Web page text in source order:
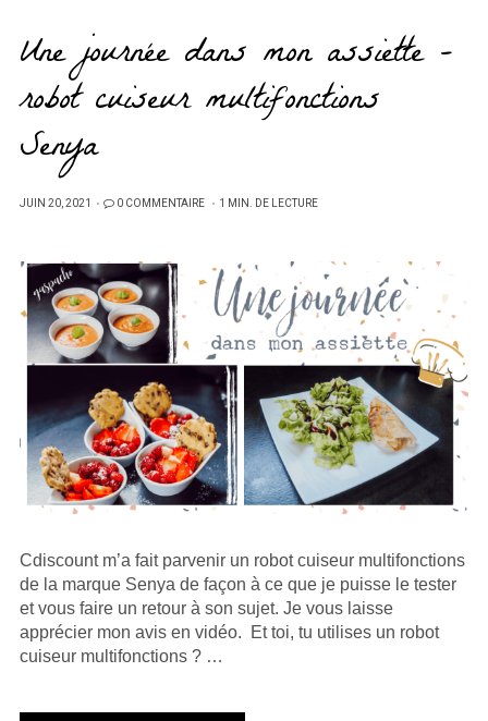
Une journée dans mon assiette –
robot cuiseur multifonctions
Senya
PUBLIÉ
JUIN 20, 2021 0 COMMENTAIRE 1 MIN. DE LECTURE
Cdiscount m’a fait parvenir un robot cuiseur multifonctions
de la marque Senya de façon à ce que je puisse le tester
et vous faire un retour à son sujet. Je vous laisse
apprécier mon avis en vidéo. Et toi, tu utilises un robot
cuiseur multifonctions ? …